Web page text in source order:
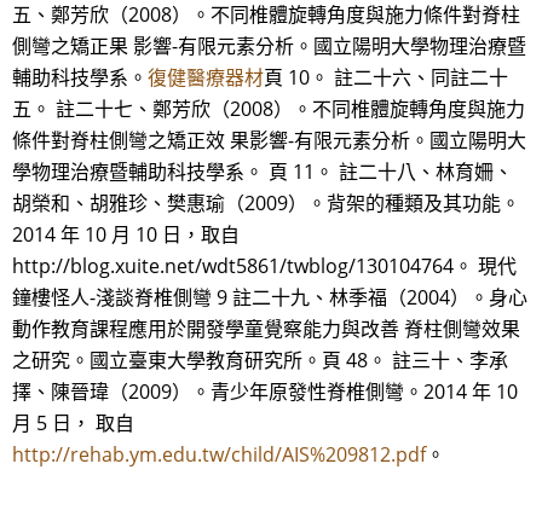
五、鄭芳欣（2008）。不同椎體旋轉角度與施力條件對脊柱
側彎之矯正果 影響-有限元素分析。國立陽明大學物理治療暨
輔助科技學系。 復健醫療器材頁 10。 註二十六、同註二十
五。 註二十七、鄭芳欣（2008）。不同椎體旋轉角度與施力
條件對脊柱側彎之矯正效 果影響-有限元素分析。國立陽明大
學物理治療暨輔助科技學系。 頁 11。 註二十八、林育姍、
胡榮和、胡雅珍、樊惠瑜（2009）。背架的種類及其功能。
2014 年 10 月 10 日，取自
http://blog.xuite.net/wdt5861/twblog/130104764。 現代
鐘樓怪人-淺談脊椎側彎 9 註二十九、林季福（2004）。身心
動作教育課程應用於開發學童覺察能力與改善 脊柱側彎效果
之研究。國立臺東大學教育研究所。頁 48。 註三十、李承
擇、陳晉瑋（2009）。青少年原發性脊椎側彎。2014 年 10
月 5 日， 取自
http://rehab.ym.edu.tw/child/AIS%209812.pdf。